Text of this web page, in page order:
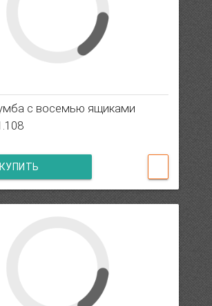
с восемью ящиками
КУПИТЬ